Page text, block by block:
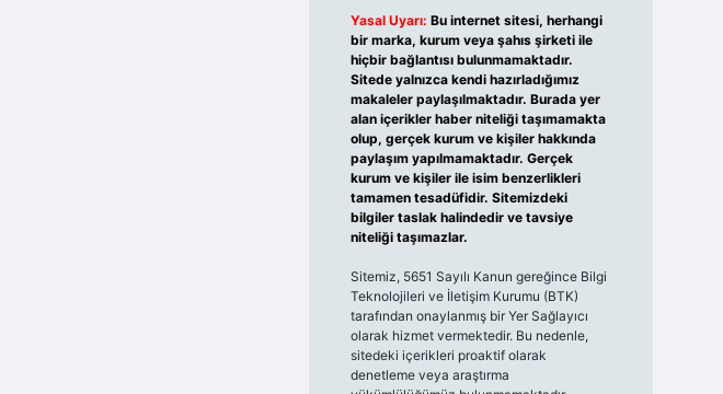
Yasal Uyarı: Bu internet sitesi, herhangi
bir marka, kurum veya şahıs şirketi ile
hiçbir bağlantısı bulunmamaktadır.
Sitede yalnızca kendi hazırladığımız
makaleler paylaşılmaktadır. Burada yer
alan içerikler haber niteliği taşımamakta
olup, gerçek kurum ve kişiler hakkında
paylaşım yapılmamaktadır. Gerçek
kurum ve kişiler ile isim benzerlikleri
tamamen tesadüfidir. Sitemizdeki
bilgiler taslak halindedir ve tavsiye
niteliği taşımazlar.
Sitemiz, 5651 Sayılı Kanun gereğince Bilgi
Teknolojileri ve İletişim Kurumu (BTK)
tarafından onaylanmış bir Yer Sağlayıcı
olarak hizmet vermektedir. Bu nedenle,
sitedeki içerikleri proaktif olarak
denetleme veya araştırma